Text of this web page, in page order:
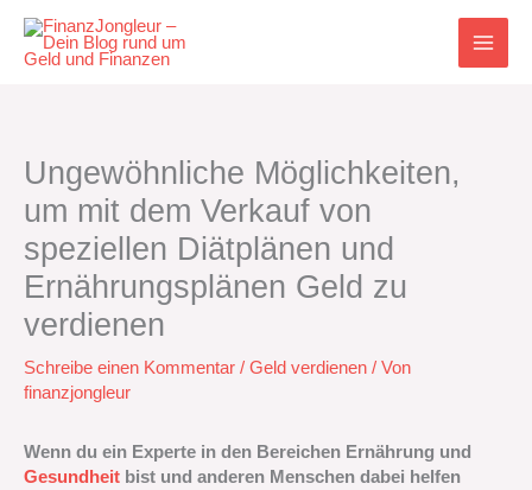
Inhalt
springen
Ungewöhnliche Möglichkeiten,
um mit dem Verkauf von
speziellen Diätplänen und
Ernährungsplänen Geld zu
verdienen
Schreibe einen Kommentar / Geld verdienen / Von
finanzjongleur
Wenn du ein Experte in den Bereichen Ernährung und
Gesundheit bist und anderen Menschen dabei helfen